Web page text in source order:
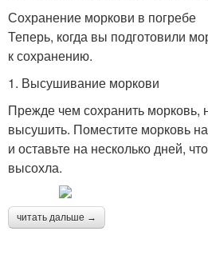
Сохранение моркови в погребе
Теперь, когда вы подготовили
к сохранению.
1. Высушивание моркови
Прежде чем сохранить морковь,
высушить. Поместите морковь
и оставьте на несколько дней,
высохла.
читать дальше →